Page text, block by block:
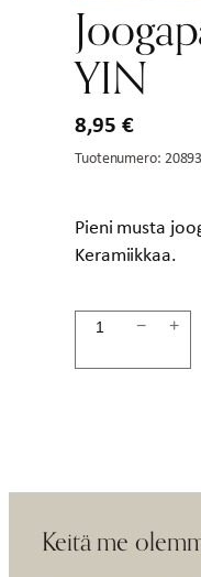
YIN
8,95 €
Tuotenumero: 20893
Pieni musta
Keramiikkaa.
Joogapatsas
− +
Keitä me